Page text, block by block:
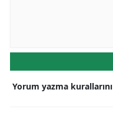
Yorum yazma kurallarını